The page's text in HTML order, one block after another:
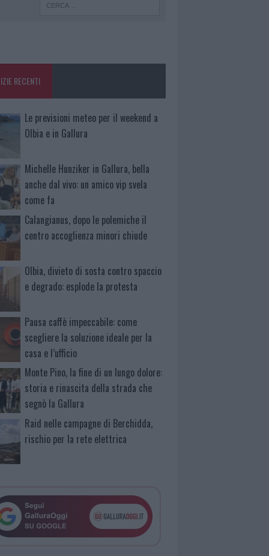
RECENTI
Le previsioni meteo per il weekend a
Olbia e in Gallura
Michelle Hunziker in Gallura, bella
anche dal vivo: un amico vip svela
come fa
Calangianus, dopo le polemiche il
centro accoglienza minori chiude
Olbia, divieto di sosta contro spaccio
e degrado: esplode la protesta
Pausa caffè impeccabile: come
scegliere la soluzione ideale per la
casa e l’ufficio
Monte Pino, la fine di un lungo dolore:
storia e rinascita della strada che
segnò la Gallura
Raid nelle campagne di Berchidda,
rischio per la rete elettrica